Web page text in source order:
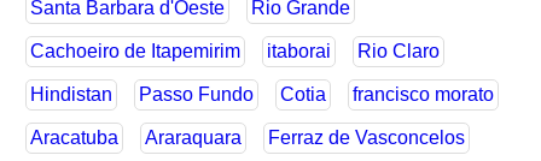
Santa Barbara d'Oeste Rio Grande
Cachoeiro de Itapemirim itaborai Rio Claro
Hindistan Passo Fundo Cotia francisco morato
Aracatuba Araraquara Ferraz de Vasconcelos